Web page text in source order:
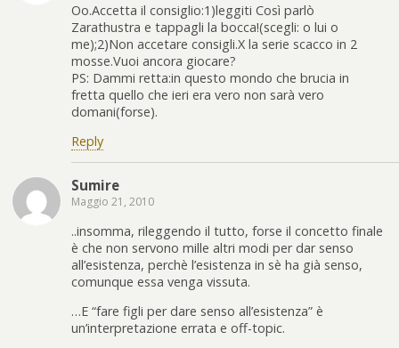
Oo.Accetta il consiglio:1)leggiti Così parlò
Zarathustra e tappagli la bocca!(scegli: o lui o
me);2)Non accetare consigli.X la serie scacco in 2
mosse.Vuoi ancora giocare?
PS: Dammi retta:in questo mondo che brucia in
fretta quello che ieri era vero non sarà vero
domani(forse).
Reply
Sumire
Maggio 21, 2010
..insomma, rileggendo il tutto, forse il concetto finale
è che non servono mille altri modi per dar senso
all’esistenza, perchè l’esistenza in sè ha già senso,
comunque essa venga vissuta.
…E “fare figli per dare senso all’esistenza” è
un’interpretazione errata e off-topic.